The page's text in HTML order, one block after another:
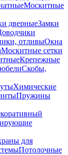
Москитные
дверныеЗамки
отливыОкна
Москитные сетки
Крепежные
Скобы,
Химические
Пружины
для
Потолочные